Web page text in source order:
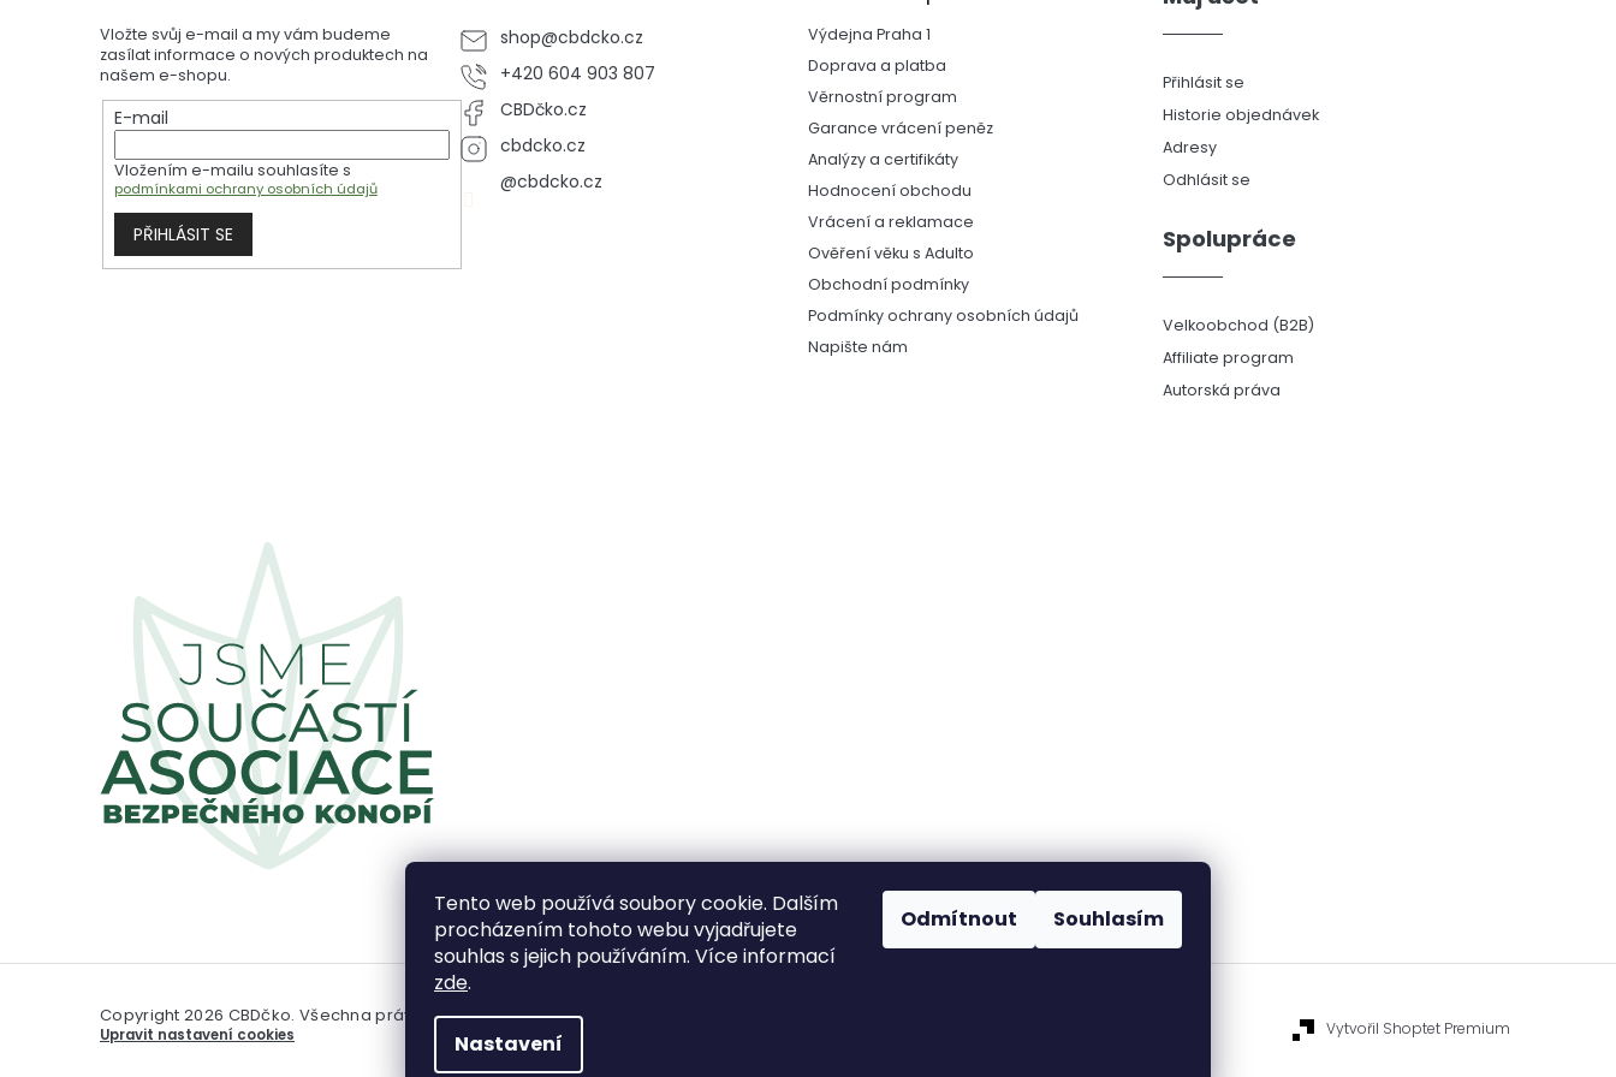
Tento web používá soubory cookie. Dalším
procházením tohoto webu vyjadřujete
souhlas s jejich používáním. Více informací
zde.
Nastavení
Odmítnout Souhlasím
Vložte svůj e-mail a my vám budeme
zasílat informace o nových produktech na
našem e-shopu.
E-mail
Vložením e-mailu souhlasíte s
podmínkami ochrany osobních údajů
PŘIHLÁSIT SE
shop@cbdcko.cz
+420 604 903 807
CBDčko.cz
cbdcko.cz
@cbdcko.cz
Výdejna Praha 1
Doprava a platba
Věrnostní program
Garance vrácení peněz
Analýzy a certifikáty
Hodnocení obchodu
Vrácení a reklamace
Ověření věku s Adulto
Obchodní podmínky
Podmínky ochrany osobních údajů
Napište nám
Přihlásit se
Historie objednávek
Adresy
Odhlásit se
Spolupráce
Velkoobchod (B2B)
Affiliate program
Autorská práva
Vytvořil Shoptet Premium
Copyright 2026 CBDčko. Všechna práva vyhrazena.
Upravit nastavení cookies